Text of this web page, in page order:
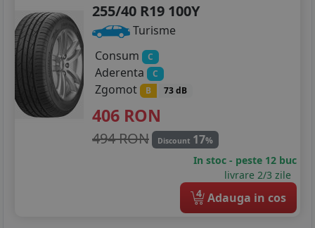
255/40 R19 100Y
Turisme
Consum
C
Aderenta C
Zgomot B 73 dB
406 RON
494 RON Discount 17%
In stoc - peste 12 buc
livrare 2/3 zile
4 Adauga in cos